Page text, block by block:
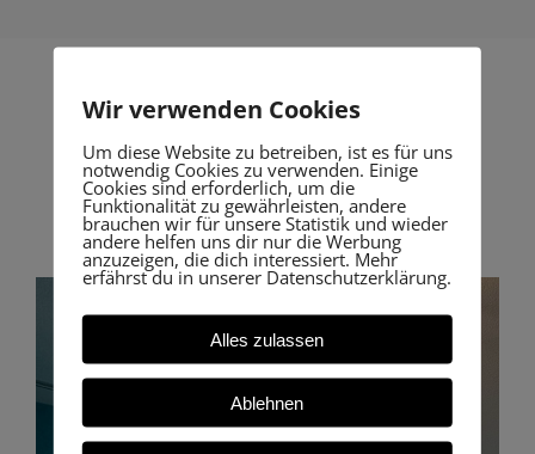
Unsere Resultate
lassen sich sehen.
Wir verwenden Cookies
Um diese Website zu betreiben, ist es für uns
notwendig Cookies zu verwenden. Einige
Cookies sind erforderlich, um die
Funktionalität zu gewährleisten, andere
brauchen wir für unsere Statistik und wieder
andere helfen uns dir nur die Werbung
anzuzeigen, die dich interessiert. Mehr
erfährst du in unserer Datenschutzerklärung.
Alles zulassen
Ablehnen